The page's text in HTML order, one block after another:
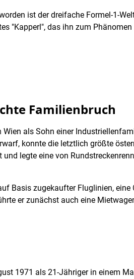
ist der dreifache Formel-1-
"Kapperl", das ihn zum
Familienbruch
als Sohn einer
konnte die letztlich größte
legte eine von
Basis zugekaufter Fluglinien,
er zunächst auch eine
1971 als 21-Jähriger in einem